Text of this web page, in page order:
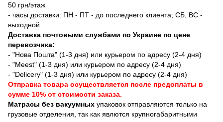
50 грн/этаж
- часы доставки: ПН - ПТ - до последнего клиента; СБ, ВС -
выходной
Доставка почтовыми службами по Украине по цене
перевозчика:
- "Нова Пошта" (1-3 дня) или курьером по адресу (2-4 дня)
- "Meest" (1-3 дня) или курьером по адресу (2-4 дня)
- "Delicery" (1-3 дня) или курьером по адресу (2-4 дня)
Отправка товара осуществляется после предоплаты в
сумме 10% от стоимости заказа.
Матрасы без вакуумных упаковок отправляются только на
грузовые отделения, так как явлются крупногабаритными